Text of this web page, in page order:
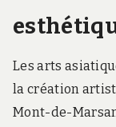
Les arts
la création
Mont-de-